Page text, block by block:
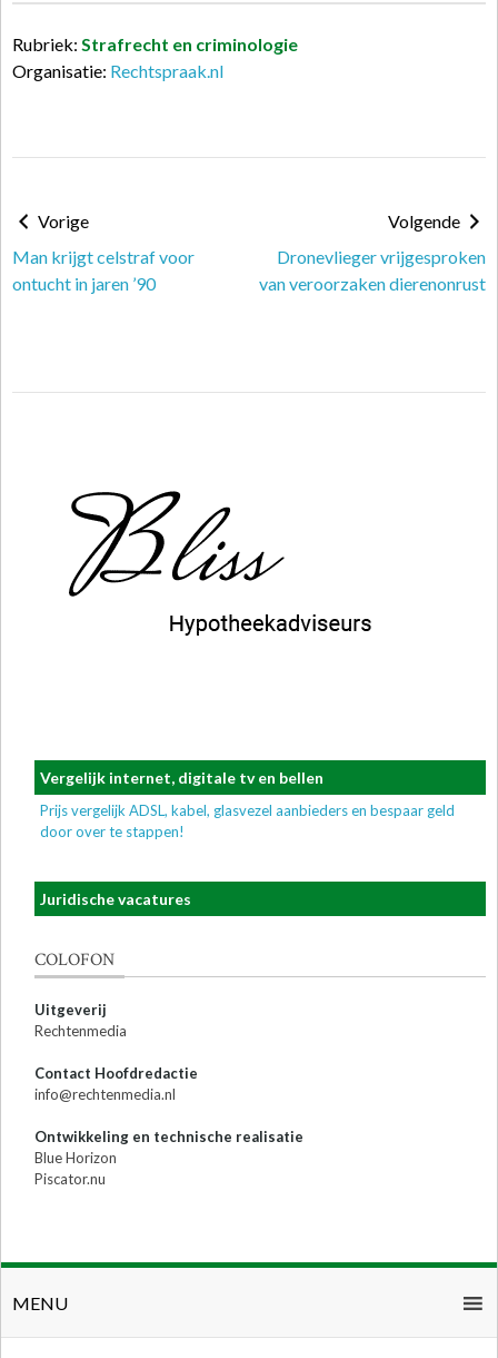
Rubriek: Strafrecht en criminologie
Organisatie: Rechtspraak.nl
Vorige
Man krijgt celstraf voor
ontucht in jaren ’90
Volgende
Dronevlieger vrijgesproken
van veroorzaken dierenonrust
Vergelijk internet, digitale tv en bellen
Prijs vergelijk ADSL, kabel, glasvezel aanbieders en bespaar geld
door over te stappen!
Juridische vacatures
COLOFON
Uitgeverij
Rechtenmedia
Contact Hoofdredactie
info@rechtenmedia.nl
Ontwikkeling en technische realisatie
Blue Horizon
Piscator.nu
MENU